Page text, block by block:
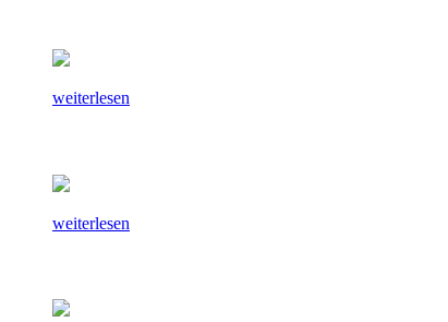
weiterlesen
weiterlesen